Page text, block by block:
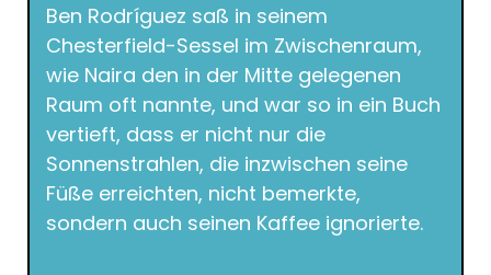
Ben Rodríguez saß in seinem
Chesterfield-Sessel im Zwischenraum,
wie Naira den in der Mitte gelegenen
Raum oft nannte, und war so in ein Buch
vertieft, dass er nicht nur die
Sonnenstrahlen, die inzwischen seine
Füße erreichten, nicht bemerkte,
sondern auch seinen Kaffee ignorierte.